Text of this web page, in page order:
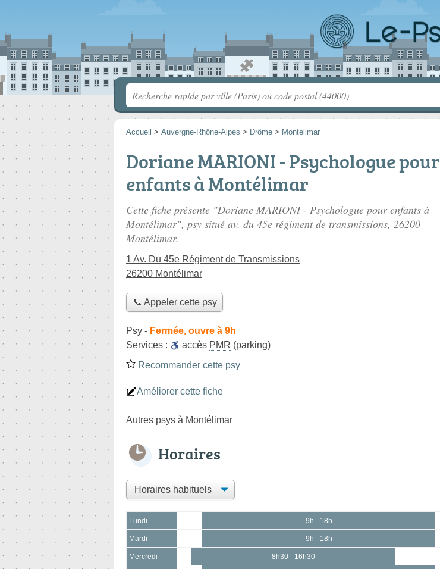
Accueil > Auvergne-Rhône-Alpes > Drôme > Montélimar
Doriane MARIONI - Psychologue pour
enfants à Montélimar
Cette fiche présente "Doriane MARIONI - Psychologue pour enfants à
Montélimar", psy situé av. du 45e régiment de transmissions, 26200
Montélimar.
1 Av. Du 45e Régiment de Transmissions
26200 Montélimar
📞 Appeler cette psy
Psy - Fermée, ouvre à 9h
Services :
accès PMR (parking)
Recommander cette psy
Améliorer cette fiche
Autres psys à Montélimar
Horaires
Lundi 9h - 18h
Mardi 9h - 18h
Mercredi 8h30 - 16h30